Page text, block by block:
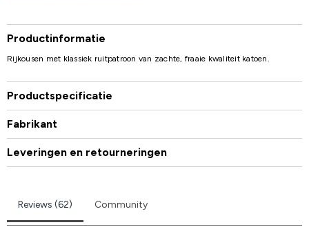
Productinformatie
Rijkousen met klassiek ruitpatroon van zachte, fraaie kwaliteit katoen.
Productspecificatie
Fabrikant
Leveringen en retourneringen
Reviews (62) Community